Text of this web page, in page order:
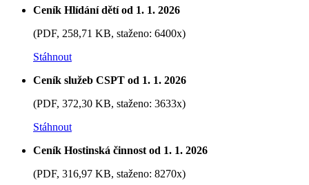
Ceník Hlídání dětí od 1. 1. 2026
(PDF, 258,71 KB, staženo: 6400x)
Stáhnout
Ceník služeb CSPT od 1. 1. 2026
(PDF, 372,30 KB, staženo: 3633x)
Stáhnout
Ceník Hostinská činnost od 1. 1. 2026
(PDF, 316,97 KB, staženo: 8270x)